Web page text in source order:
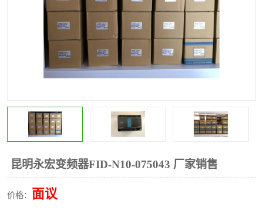
昆明永宏变频器FID-N10-075043 厂家销售
价格： 面议
普洛菲斯触摸屏
魏德米勒继电器 施迈赛限位开关